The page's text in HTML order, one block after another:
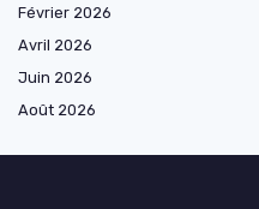
Février 2026
Avril 2026
Juin 2026
Août 2026